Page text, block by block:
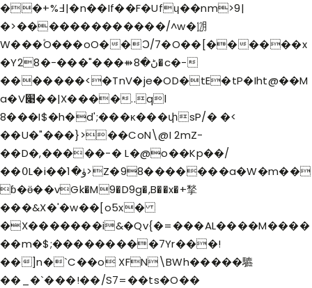
��+%߃|�n��If��F�Ufɥ��nm>9|
�>�������������/^w�㋋
W���۫O���oO��Ͻ/7�O��[������x
�Yڻ�8⇻���"���-�28�c�-
�������<�TnV�je�OD�tE�tP�Iht@��M
a�V׉��|X����..ql
8���I$�h�d';���ĸ���փsP/� �<
��U�"���}>��CoN\@I 2mZ-
��D�,�����-� L�@o��Kp��/
��߀L�i��ۈ�1>Z�98�������a�W�m��
ɓ�ӫ��vGk�M9�D9g�,B��x�+揫
���&X�'�w��[o5x�
�X�������i&�Qv{�=���AL����M����
��m�$;���������7Yr���!
��]n�`C��o XFN\BWh�����䮽
��_�`�� �!��/S7=��ts�O��